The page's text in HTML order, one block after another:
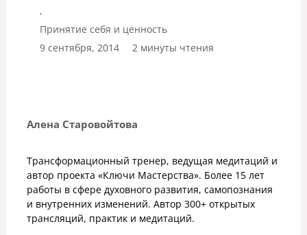
,
Принятие себя и ценность
9 сентября, 2014
2 минуты чтения
Алена Старовойтова
Трансформационный тренер, ведущая медитаций и
автор проекта «Ключи Мастерства». Более 15 лет
работы в сфере духовного развития, самопознания
и внутренних изменений. Автор 300+ открытых
трансляций, практик и медитаций.